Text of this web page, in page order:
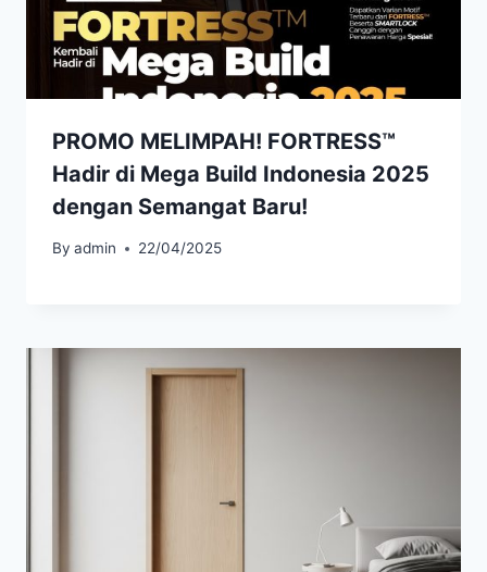
PROMO MELIMPAH! FORTRESS™
Hadir di Mega Build Indonesia 2025
dengan Semangat Baru!
By admin 22/04/2025